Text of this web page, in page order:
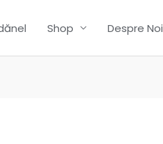
Shop Despre Noi